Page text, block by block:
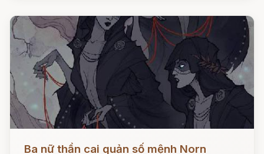
Ba nữ thần cai quản số mệnh Norn